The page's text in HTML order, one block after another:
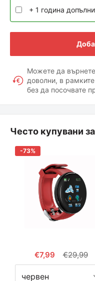
+ 1 година
Можете да върнете
доволни, в
без да посочвате
Често купувани
-73%
цена
€7,99
цена
€29,99